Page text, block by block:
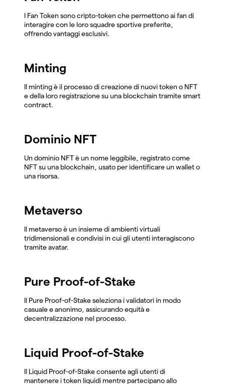
I Fan Token sono cripto-token che permettono ai fan di
interagire con le loro squadre sportive preferite,
offrendo vantaggi esclusivi.
Minting
Il minting è il processo di creazione di nuovi token o NFT
e della loro registrazione su una blockchain tramite smart
contract.
Dominio NFT
Un dominio NFT è un nome leggibile, registrato come
NFT su una blockchain, usato per identificare un wallet o
una risorsa.
Metaverso
Il metaverso è un insieme di ambienti virtuali
tridimensionali e condivisi in cui gli utenti interagiscono
tramite avatar.
Pure Proof-of-Stake
Il Pure Proof-of-Stake seleziona i validatori in modo
casuale e anonimo, assicurando equità e
decentralizzazione nel processo.
Liquid Proof-of-Stake
Il Liquid Proof-of-Stake consente agli utenti di
mantenere i token liquidi mentre partecipano allo